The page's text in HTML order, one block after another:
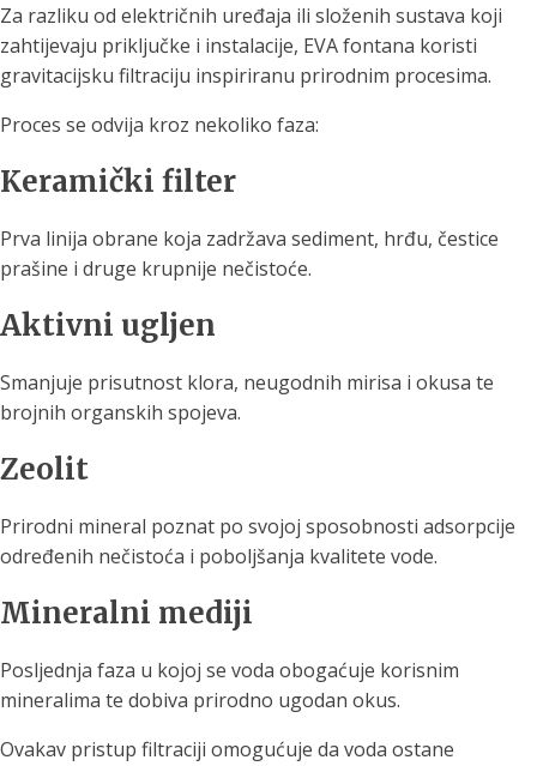
Za razliku od električnih uređaja ili složenih sustava koji
zahtijevaju priključke i instalacije, EVA fontana koristi
gravitacijsku filtraciju inspiriranu prirodnim procesima.
Proces se odvija kroz nekoliko faza:
Keramički filter
Prva linija obrane koja zadržava sediment, hrđu, čestice
prašine i druge krupnije nečistoće.
Aktivni ugljen
Smanjuje prisutnost klora, neugodnih mirisa i okusa te
brojnih organskih spojeva.
Zeolit
Prirodni mineral poznat po svojoj sposobnosti adsorpcije
određenih nečistoća i poboljšanja kvalitete vode.
Mineralni mediji
Posljednja faza u kojoj se voda obogaćuje korisnim
mineralima te dobiva prirodno ugodan okus.
Ovakav pristup filtraciji omogućuje da voda ostane